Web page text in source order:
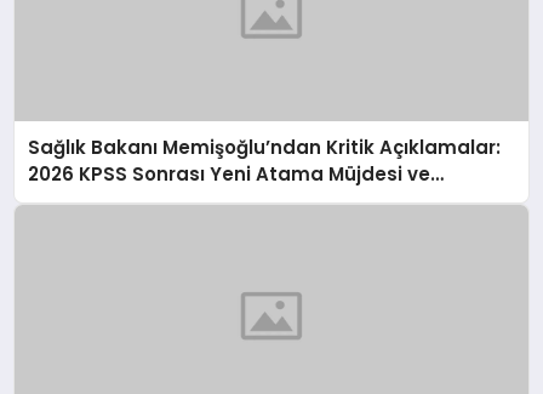
Sağlık Bakanı Memişoğlu’ndan Kritik Açıklamalar:
2026 KPSS Sonrası Yeni Atama Müjdesi ve
Sağlıkta Çığır Açan Hamleler